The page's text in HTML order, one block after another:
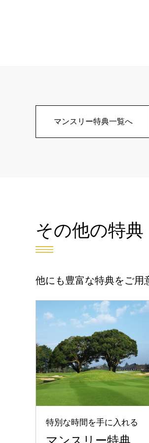
マンスリー特典一覧へ
その他の特典
他にも豊富な特典をご用
特別な時間を手に入れる